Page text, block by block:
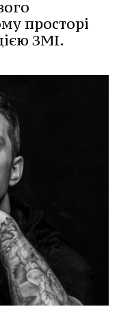
просторі
ЗМІ.